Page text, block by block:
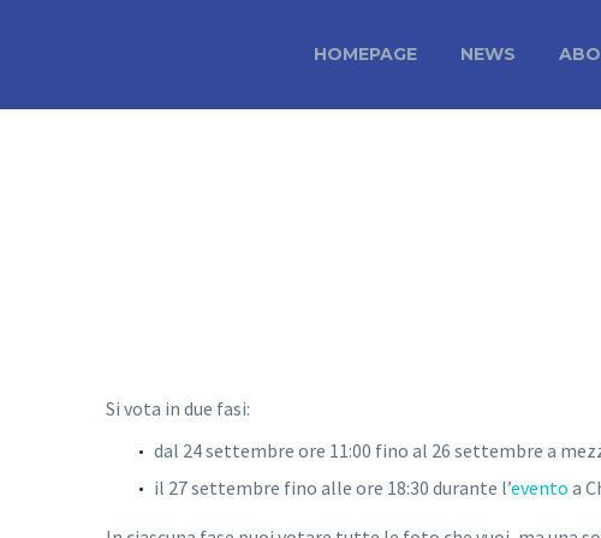
HOMEPAGE NEWS
Si vota in due fasi:
dal 24 settembre ore 11:00 fino al 26 settembre a
il 27 settembre fino alle ore 18:30 durante l’evento a